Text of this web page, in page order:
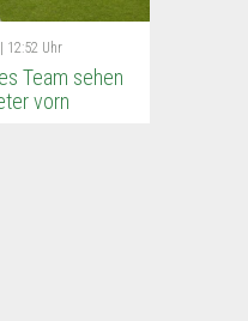
12:52 Uhr
Team sehen
vorn